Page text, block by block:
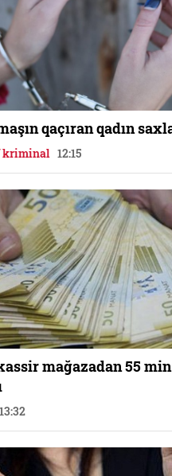
qaçıran qadın
kriminal 12:15
mağazadan 55
13:32